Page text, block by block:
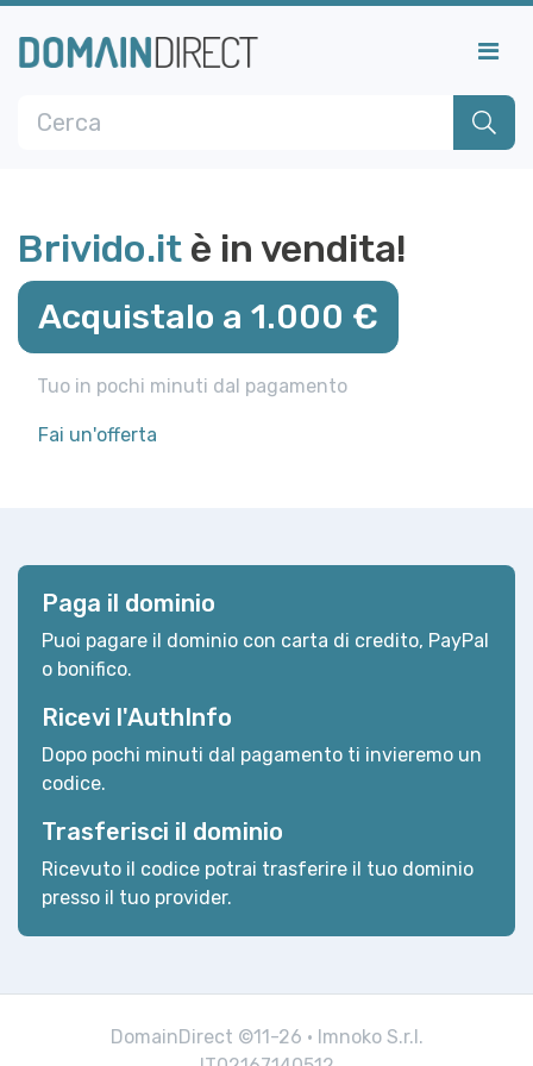
Brivido.it è in vendita!
Acquistalo a 1.000 €
Tuo in pochi minuti dal pagamento
Fai un'offerta
Paga il dominio
Puoi pagare il dominio con carta di credito, PayPal
o bonifico.
Ricevi l'AuthInfo
Dopo pochi minuti dal pagamento ti invieremo un
codice.
Trasferisci il dominio
Ricevuto il codice potrai trasferire il tuo dominio
presso il tuo provider.
DomainDirect ©11-26 · Imnoko S.r.l.